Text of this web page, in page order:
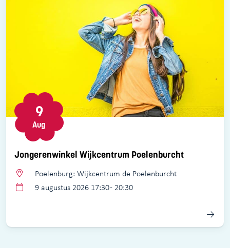
Jongerenwinkel Wijkcentrum Poelenburcht
9
Aug
Poelenburg: Wijkcentrum de Poelenburcht
9 augustus 2026 17:30 - 20:30